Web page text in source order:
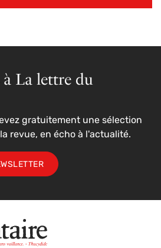
à La lettre du
gratuitement une sélection
revue, en écho à l'actualité.